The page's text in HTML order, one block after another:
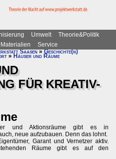
Umwelt
Theorie&Politik
Materialien
Service
Saasen»Geschichte(n)
» Häuser und Räume
FÜR KREATIV-
und Aktionsräume gibt es in
neue aufzubauen. Denn das lohnt.
Garant und Vernetzer aktiv.
Räume gibt es auf den